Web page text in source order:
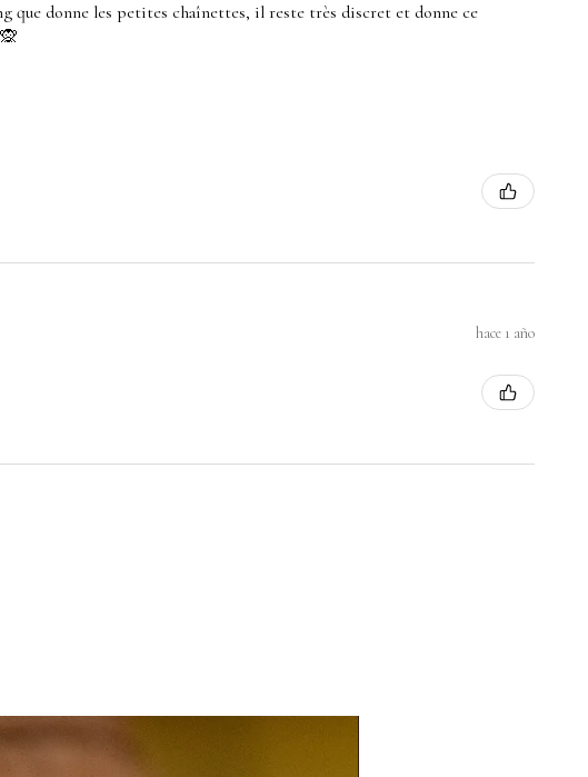
que donne les petites chaînettes, il reste très discret et donne ce
hace 1 año